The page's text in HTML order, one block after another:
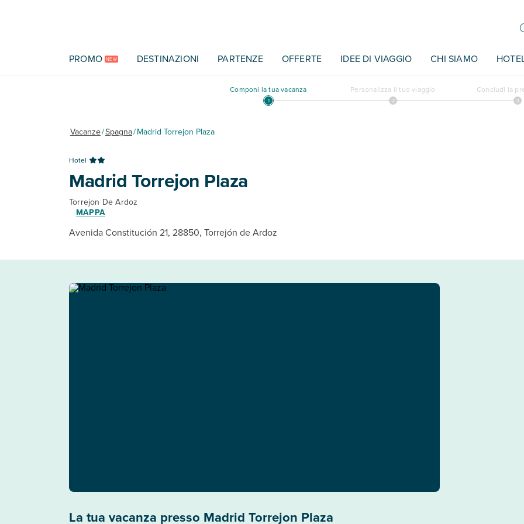
PROMO NEW DESTINAZIONI PARTENZE OFFERTE IDEE DI VIAGGIO CHI SIAMO
Componi la tua vacanza Personalizza il tuo viaggio Concludi la
Vacanze/Spagna/Madrid Torrejon Plaza
Hotel
Madrid Torrejon Plaza
Torrejon De Ardoz
MAPPA
Avenida Constitución 21, 28850, Torrejón de Ardoz
La tua vacanza presso Madrid Torrejon Plaza